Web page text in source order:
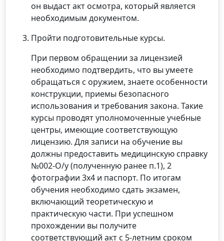
он выдаст акт осмотра, который является
необходимым документом.
Пройти подготовительные курсы.
При первом обращении за лицензией
необходимо подтвердить, что вы умеете
обращаться с оружием, знаете особенности
конструкции, приемы безопасного
использования и требования закона. Такие
курсы проводят уполномоченные учебные
центры, имеющие соответствующую
лицензию. Для записи на обучение вы
должны предоставить медицинскую справку
№002-О/у (полученную ранее п.1), 2
фотографии 3х4 и паспорт. По итогам
обучения необходимо сдать экзамен,
включающий теоретическую и
практическую части. При успешном
прохождении вы получите
соответствующий акт с 5-летним сроком